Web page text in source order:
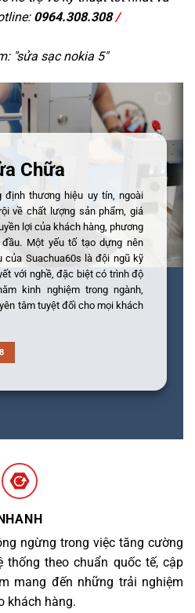
0964.308.308/
"sửa sạc nokia 5"
Chữa
định thương hiệu uy tín, ngoài
về chất lượng sản phẩm, giá
lợi của khách hàng, phương
Một yếu tố tạo dựng nên
của Suachua60s là đội ngũ kỹ
với nghề, đặc biệt có trình độ
kinh nghiệm trong ngành,
tâm tuyệt đối cho mọi khách
ngừng trong việc tăng cường
thống theo chuẩn quốc tế, cập
mang đến những trải nghiệm
khách hàng.